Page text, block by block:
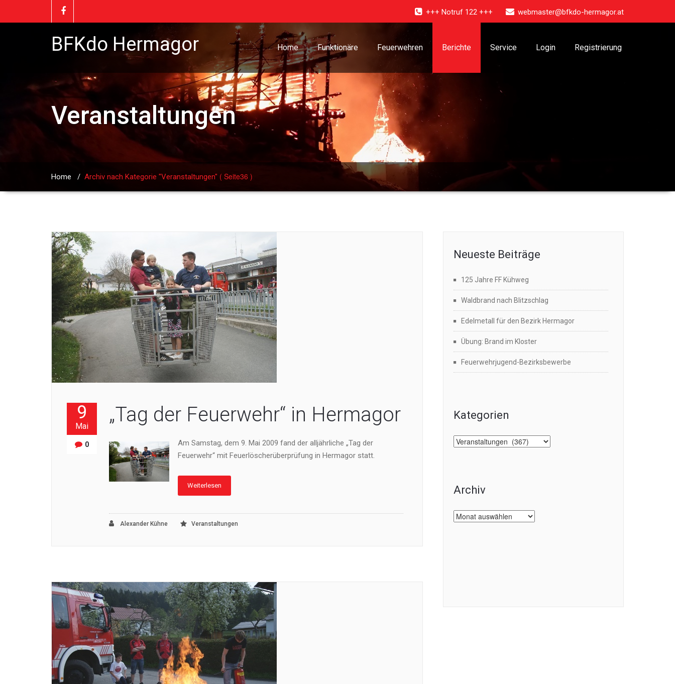
+++ Notruf 122 +++ webmaster@bfkdo-hermagor.at
BFKdo Hermagor Home Funktionäre Feuerwehren Berichte Service Login Registrierung
Veranstaltungen
Home / Archiv nach Kategorie "Veranstaltungen" ( Seite36 )
9
Mai
0
„Tag der Feuerwehr“ in Hermagor
Am Samstag, dem 9. Mai 2009 fand der alljährliche „Tag der
Feuerwehr“ mit Feuerlöscherüberprüfung in Hermagor statt.
Weiterlesen
Alexander Kühne Veranstaltungen
Neueste Beiträge
125 Jahre FF Kühweg
Waldbrand nach Blitzschlag
Edelmetall für den Bezirk Hermagor
Übung: Brand im Kloster
Feuerwehrjugend-Bezirksbewerbe
Kategorien
Kategorien
Archiv
Archiv